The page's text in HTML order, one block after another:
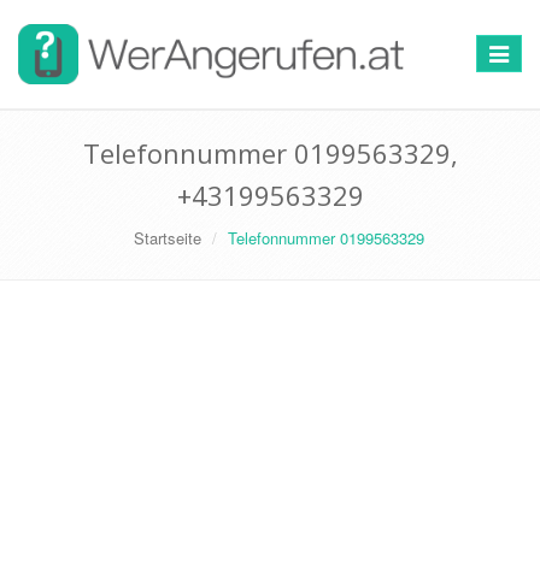
Toggle
Telefonnummer 0199563329,
+43199563329
Startseite Telefonnummer 0199563329